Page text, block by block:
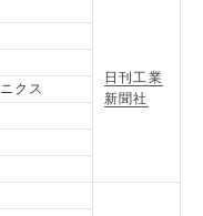
日刊工業
新聞社
クス